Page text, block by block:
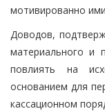
мотивированно
Доводов,
материального и
повлиять на
основанием для
кассационном